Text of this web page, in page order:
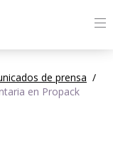
de prensa /
en Propack